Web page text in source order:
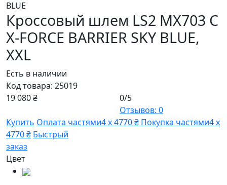
Кроссовый шлем LS2 MX703 C
X-FORCE BARRIER SKY BLUE,
XXL
Есть в наличии
Код товара: 25019
19 080 ₴
0/5
Отзывов: 0
Купить Оплата частями4 х 4770 ₴ Покупка частями4 х
4770 ₴ Быстрый
заказ
Цвет